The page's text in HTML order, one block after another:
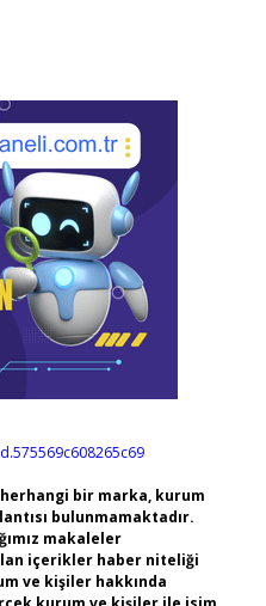
bir marka, kurum
bulunmamaktadır.
makaleler
içerikler haber niteliği
ve kişiler hakkında